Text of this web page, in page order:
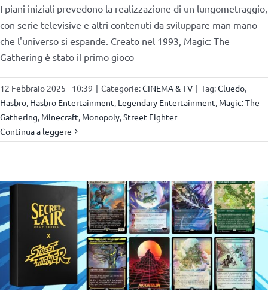
I piani iniziali prevedono la realizzazione di un lungometraggio,
con serie televisive e altri contenuti da sviluppare man mano
che l'universo si espande. Creato nel 1993, Magic: The
Gathering è stato il primo gioco
12 Febbraio 2025 - 10:39 | Categorie:CINEMA & TV | Tag:Cluedo
Hasbro Hasbro Entertainment Legendary Entertainment Magic: The
Gathering Minecraft Monopoly Street Fighter
Continua a leggere